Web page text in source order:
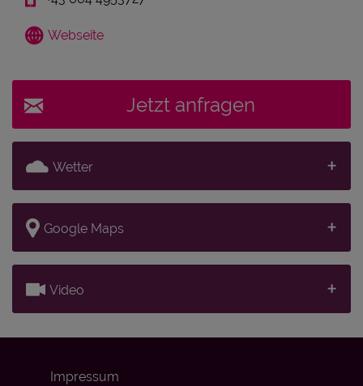
Webseite
Jetzt anfragen
Wetter
Google Maps
Video
Impressum